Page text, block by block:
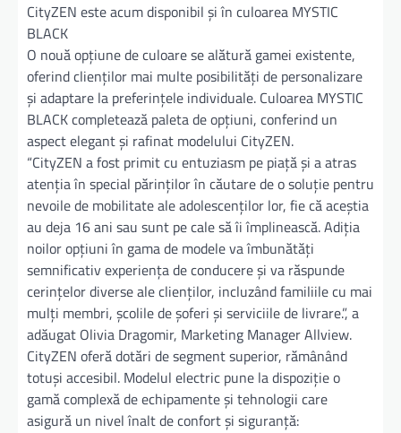
CityZEN este acum disponibil și în culoarea MYSTIC
BLACK
O nouă opțiune de culoare se alătură gamei existente,
oferind clienților mai multe posibilități de personalizare
și adaptare la preferințele individuale. Culoarea MYSTIC
BLACK completează paleta de opțiuni, conferind un
aspect elegant și rafinat modelului CityZEN.
“CityZEN a fost primit cu entuziasm pe piață și a atras
atenția în special părinților în căutare de o soluție pentru
nevoile de mobilitate ale adolescenților lor, fie că aceștia
au deja 16 ani sau sunt pe cale să îi împlinească. Adiția
noilor opțiuni în gama de modele va îmbunătăți
semnificativ experiența de conducere și va răspunde
cerințelor diverse ale clienților, incluzând familiile cu mai
mulți membri, școlile de șoferi și serviciile de livrare.”, a
adăugat Olivia Dragomir, Marketing Manager Allview.
CityZEN oferă dotări de segment superior, rămânând
totuși accesibil. Modelul electric pune la dispoziție o
gamă complexă de echipamente şi tehnologii care
asigură un nivel înalt de confort și siguranță: